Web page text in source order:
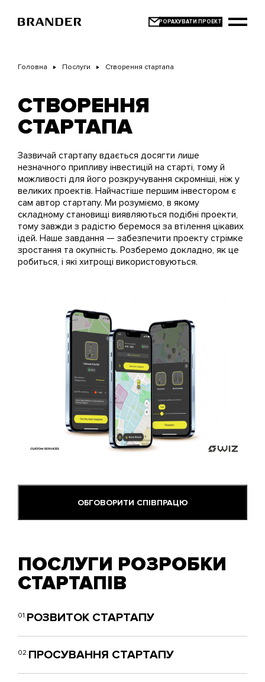
основного
Головна Послуги Створення стартапа
СТВОРЕННЯ
СТАРТАПА
Зазвичай стартапу вдається досягти лише
незначного припливу інвестицій на старті, тому й
можливості для його розкручування скромніші, ніж у
великих проектів. Найчастіше першим інвестором є
сам автор стартапу. Ми розуміємо, в якому
складному становищі виявляються подібні проекти,
тому завжди з радістю беремося за втілення цікавих
ідей. Наше завдання — забезпечити проекту стрімке
зростання та окупність. Розберемо докладно, як це
робиться, і які хитрощі використовуються.
ОБГОВОРИТИ СПІВПРАЦЮ
ПОСЛУГИ РОЗРОБКИ
СТАРТАПІВ
01.РОЗВИТОК СТАРТАПУ
02.ПРОСУВАННЯ СТАРТАПУ